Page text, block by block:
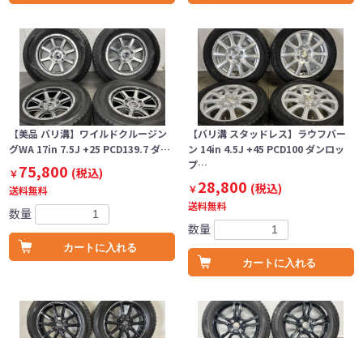
【美品 バリ溝】ワイルドクルージン
グWA 17in 7.5J +25 PCD139.7 ダ…
￥75,800 (税込)
送料無料
数量
カートに入れる
【バリ溝 スタッドレス】ラウフバー
ン 14in 4.5J +45 PCD100 ダンロッ
プ…
￥28,800 (税込)
送料無料
数量
カートに入れる